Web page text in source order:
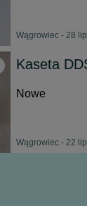
Wągrowiec - 28
Kaseta
Nowe
Wągrowiec - 22